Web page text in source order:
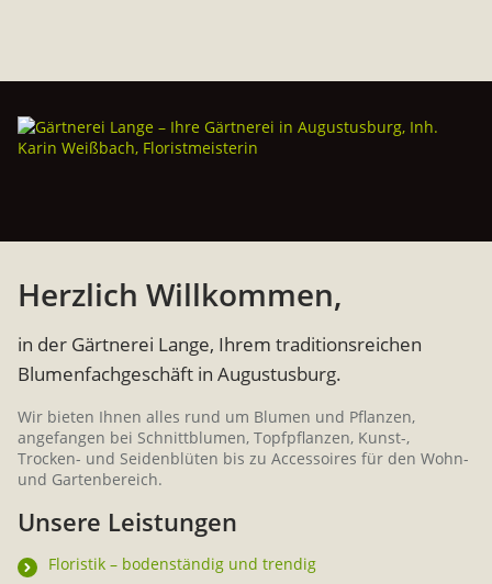
Gärtnerei
Floristik
Trauerfloristik
Herzlich Willkommen,
in der Gärtnerei Lange, Ihrem traditionsreichen
Blumenfachgeschäft in Augustusburg.
Wir bieten Ihnen alles rund um Blumen und Pflanzen,
angefangen bei Schnittblumen, Topfpflanzen, Kunst-,
Trocken- und Seidenblüten bis zu Accessoires für den Wohn-
und Gartenbereich.
Unsere Leistungen
Floristik – bodenständig und trendig